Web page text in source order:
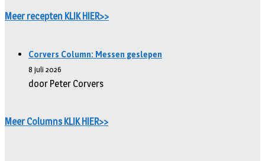
Meer recepten KLIK HIER>>
Corvers Column: Messen geslepen
8 juli 2026
door Peter Corvers
Meer Columns KLIK HIER>>